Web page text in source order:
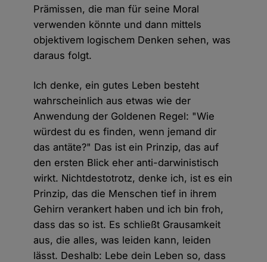
Prämissen, die man für seine Moral
verwenden könnte und dann mittels
objektivem logischem Denken sehen, was
daraus folgt.
Ich denke, ein gutes Leben besteht
wahrscheinlich aus etwas wie der
Anwendung der Goldenen Regel: "Wie
würdest du es finden, wenn jemand dir
das antäte?" Das ist ein Prinzip, das auf
den ersten Blick eher anti-darwinistisch
wirkt. Nichtdestotrotz, denke ich, ist es ein
Prinzip, das die Menschen tief in ihrem
Gehirn verankert haben und ich bin froh,
dass das so ist. Es schließt Grausamkeit
aus, die alles, was leiden kann, leiden
lässt. Deshalb: Lebe dein Leben so, dass